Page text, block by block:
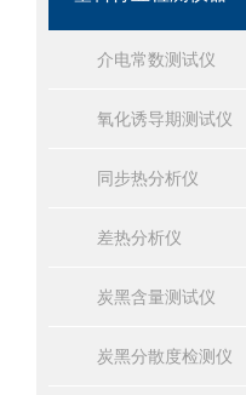
介电常数测试仪
氧化诱导期测试仪
同步热分析仪
差热分析仪
炭黑含量测试仪
炭黑分散度检测仪